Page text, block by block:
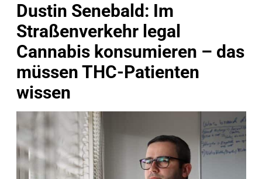
Dustin Senebald: Im
Straßenverkehr legal
Cannabis konsumieren – das
müssen THC-Patienten
wissen